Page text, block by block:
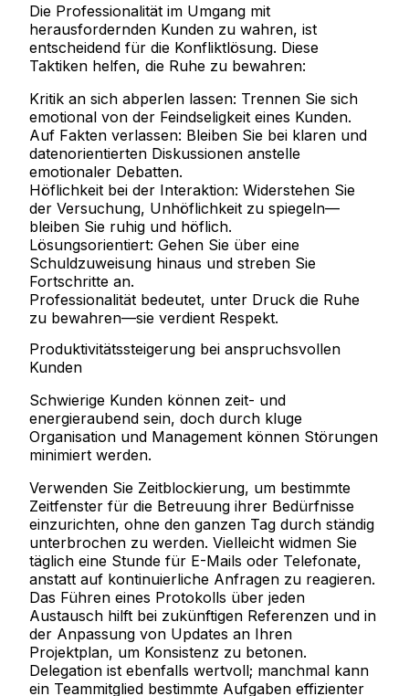
Die Professionalität im Umgang mit
herausfordernden Kunden zu wahren, ist
entscheidend für die Konfliktlösung. Diese
Taktiken helfen, die Ruhe zu bewahren:
Kritik an sich abperlen lassen: Trennen Sie sich
emotional von der Feindseligkeit eines Kunden.
Auf Fakten verlassen: Bleiben Sie bei klaren und
datenorientierten Diskussionen anstelle
emotionaler Debatten.
Höflichkeit bei der Interaktion: Widerstehen Sie
der Versuchung, Unhöflichkeit zu spiegeln—
bleiben Sie ruhig und höflich.
Lösungsorientiert: Gehen Sie über eine
Schuldzuweisung hinaus und streben Sie
Fortschritte an.
Professionalität bedeutet, unter Druck die Ruhe
zu bewahren—sie verdient Respekt.
Produktivitätssteigerung bei anspruchsvollen
Kunden
Schwierige Kunden können zeit- und
energieraubend sein, doch durch kluge
Organisation und Management können Störungen
minimiert werden.
Verwenden Sie Zeitblockierung, um bestimmte
Zeitfenster für die Betreuung ihrer Bedürfnisse
einzurichten, ohne den ganzen Tag durch ständig
unterbrochen zu werden. Vielleicht widmen Sie
täglich eine Stunde für E-Mails oder Telefonate,
anstatt auf kontinuierliche Anfragen zu reagieren.
Das Führen eines Protokolls über jeden
Austausch hilft bei zukünftigen Referenzen und in
der Anpassung von Updates an Ihren
Projektplan, um Konsistenz zu betonen.
Delegation ist ebenfalls wertvoll; manchmal kann
ein Teammitglied bestimmte Aufgaben effizienter